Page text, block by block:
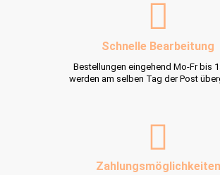
Schnelle Bearbeitung
Bestellungen eingehend Mo-Fr bis
werden am selben Tag der Post
Zahlungsmöglichkeiten